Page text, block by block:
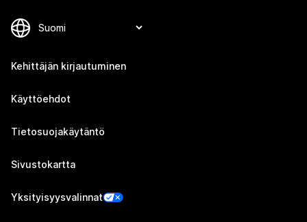
Kehittäjän kirjautuminen
Käyttöehdot
Tietosuojakäytäntö
Sivustokartta
Yksityisyysvalinnat